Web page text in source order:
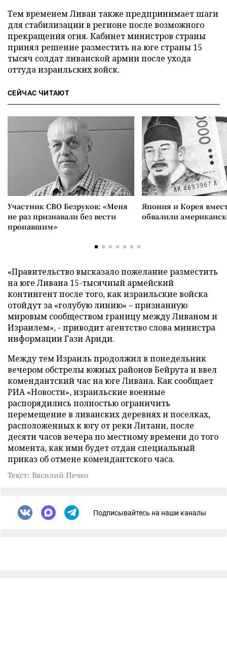
Тем временем Ливан также предпринимает шаги
для стабилизации в регионе после возможного
прекращения огня. Кабинет министров страны
принял решение разместить на юге страны 15
тысяч солдат ливанской армии после ухода
оттуда израильских войск.
СЕЙЧАС ЧИТАЮТ
Участник СВО Безруков: «Меня
не раз признавали без вести
пропавшим»
Япония и Корея
обвалили
«Правительство высказало пожелание разместить
на юге Ливана 15-тысячный армейский
контингент после того, как израильские войска
отойдут за «голубую линию» – признанную
мировым сообществом границу между Ливаном и
Израилем», - приводит агентство слова министра
информации Гази Ариди.
Между тем Израиль продолжил в понедельник
вечером обстрелы южных районов Бейрута и ввел
комендантский час на юге Ливана. Как сообщает
РИА «Новости», израильские военные
распорядились полностью ограничить
перемещение в ливанских деревнях и поселках,
расположенных к югу от реки Литани, после
десяти часов вечера по местному времени до того
момента, как ими будет отдан специальный
приказ об отмене комендантского часа.
Текст: Василий Печко
Подписывайтесь на наши каналы